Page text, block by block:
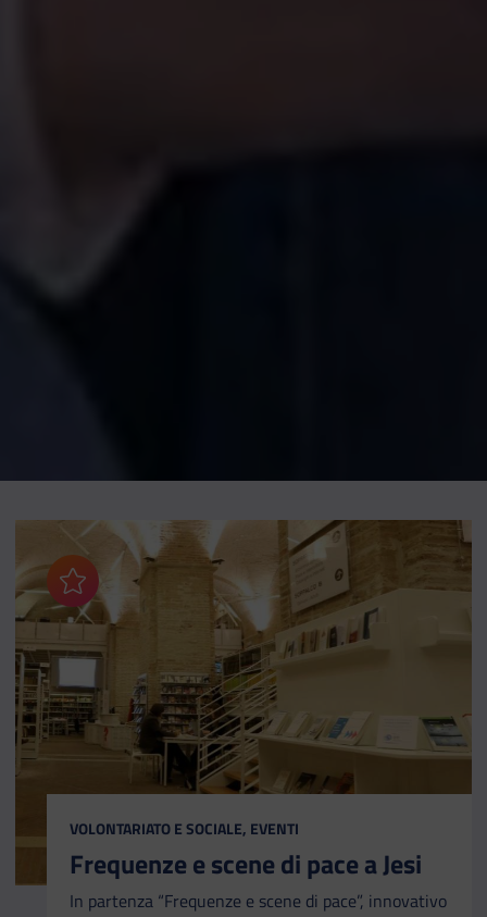
Aggiungi ai preferiti
CATEGORIA:
VOLONTARIATO E SOCIALE, EVENTI
Frequenze e scene di pace a Jesi
In partenza “Frequenze e scene di pace”, innovativo